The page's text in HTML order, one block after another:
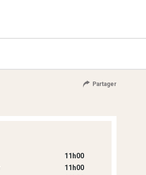
Partager
11h00
11h00